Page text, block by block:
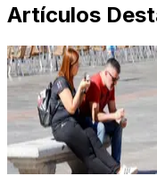
Artículos